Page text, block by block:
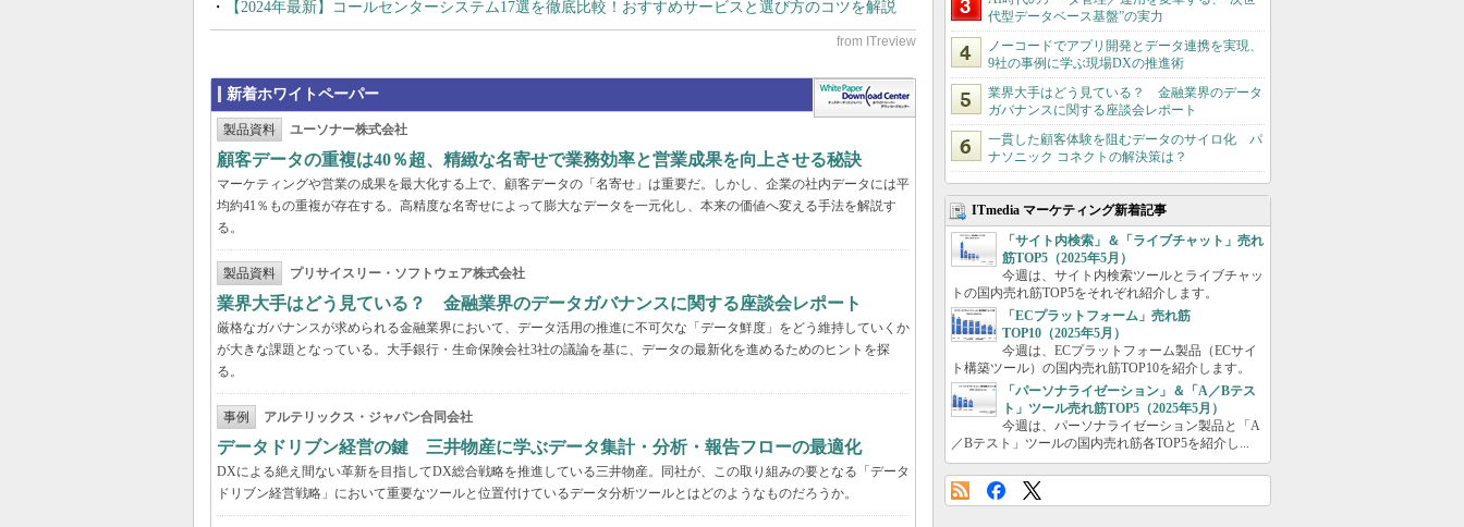
【2024年最新】コールセンターシステム17選を徹底比較！おすすめサービスと選び方のコツを解説
新着ホワイトペーパー
製品資料 ユーソナー株式会社
顧客データの重複は40％超、精緻な名寄せで業務効率と営業成果を向上させる秘訣
マーケティングや営業の成果を最大化する上で、顧客データの「名寄せ」は重要だ。しかし、企業の社内データには平
均約41％もの重複が存在する。高精度な名寄せによって膨大なデータを一元化し、本来の価値へ変える手法を解説す
る。
製品資料 プリサイスリー・ソフトウェア株式会社
業界大手はどう見ている？ 金融業界のデータガバナンスに関する座談会レポート
厳格なガバナンスが求められる金融業界において、データ活用の推進に不可欠な「データ鮮度」をどう維持していくか
が大きな課題となっている。大手銀行・生命保険会社3社の議論を基に、データの最新化を進めるためのヒントを探
る。
事例 アルテリックス・ジャパン合同会社
データドリブン経営の鍵 三井物産に学ぶデータ集計・分析・報告フローの最適化
DXによる絶え間ない革新を目指してDX総合戦略を推進している三井物産。同社が、この取り組みの要となる「データ
ドリブン経営戦略」において重要なツールと位置付けているデータ分析ツールとはどのようなものだろうか。
代型データベース基盤”の実力
ノーコードでアプリ開発とデータ連携を実現、
9社の事例に学ぶ現場DXの推進術
業界大手はどう見ている？ 金融業界のデータ
ガバナンスに関する座談会レポート
一貫した顧客体験を阻むデータのサイロ化 パ
ナソニック コネクトの解決策は？
ITmedia マーケティング新着記事
「サイト内検索」＆「ライブチャット」売れ
筋TOP5（2025年5月）
今週は、サイト内検索ツールとライブチャッ
トの国内売れ筋TOP5をそれぞれ紹介します。
「ECプラットフォーム」売れ筋
TOP10（2025年5月）
今週は、ECプラットフォーム製品（ECサイ
ト構築ツール）の国内売れ筋TOP10を紹介します。
「パーソナライゼーション」＆「A／Bテス
ト」ツール売れ筋TOP5（2025年5月）
今週は、パーソナライゼーション製品と「A
／Bテスト」ツールの国内売れ筋各TOP5を紹介し...